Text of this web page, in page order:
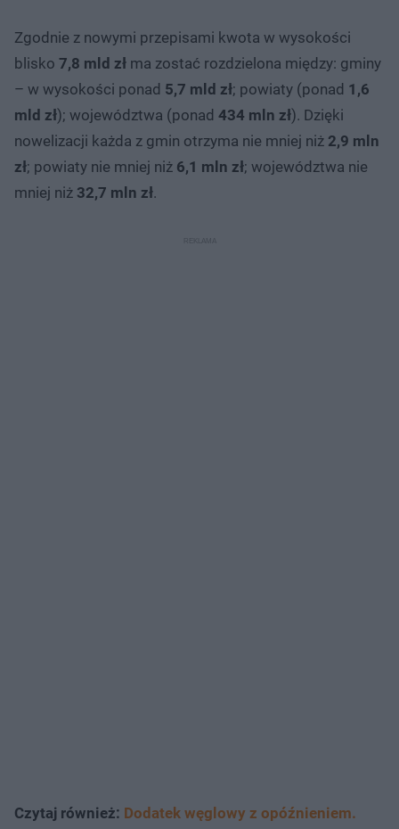
Zgodnie z nowymi przepisami kwota w wysokości
blisko 7,8 mld zł ma zostać rozdzielona między: gminy
– w wysokości ponad 5,7 mld zł; powiaty (ponad 1,6
mld zł); województwa (ponad 434 mln zł). Dzięki
nowelizacji każda z gmin otrzyma nie mniej niż 2,9 mln
zł; powiaty nie mniej niż 6,1 mln zł; województwa nie
mniej niż 32,7 mln zł.
Czytaj również: Dodatek węglowy z opóźnieniem.